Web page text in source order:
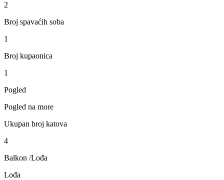
2
Broj spavaćih soba
1
Broj kupaonica
1
Pogled
Pogled na more
Ukupan broj katova
4
Balkon /Lođa
Lođa